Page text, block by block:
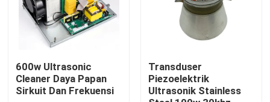
600w Ultrasonic
Cleaner Daya Papan
Sirkuit Dan Frekuensi
Transduser
Piezoelektrik
Ultrasonik Stainless